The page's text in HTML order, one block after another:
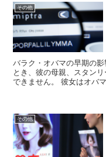
その他
バラク・オバマの早期の
とき、彼の母親、スタン
できません。 彼女はオバ
その他